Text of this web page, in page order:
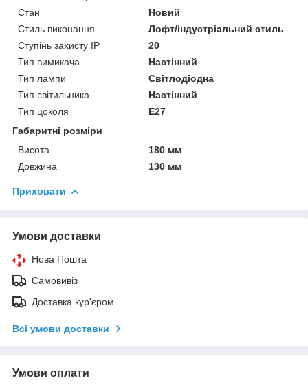
Стан
Новий
Стиль виконання
Лофт/індустріальний стиль
Ступінь захисту IP
20
Тип вимикача
Настінний
Тип лампи
Світлодіодна
Тип світильника
Настінний
Тип цоколя
E27
Габаритні розміри
Висота
180 мм
Довжина
130 мм
Приховати
Умови доставки
Нова Пошта
Самовивіз
Доставка кур'єром
Всі умови доставки
Умови оплати